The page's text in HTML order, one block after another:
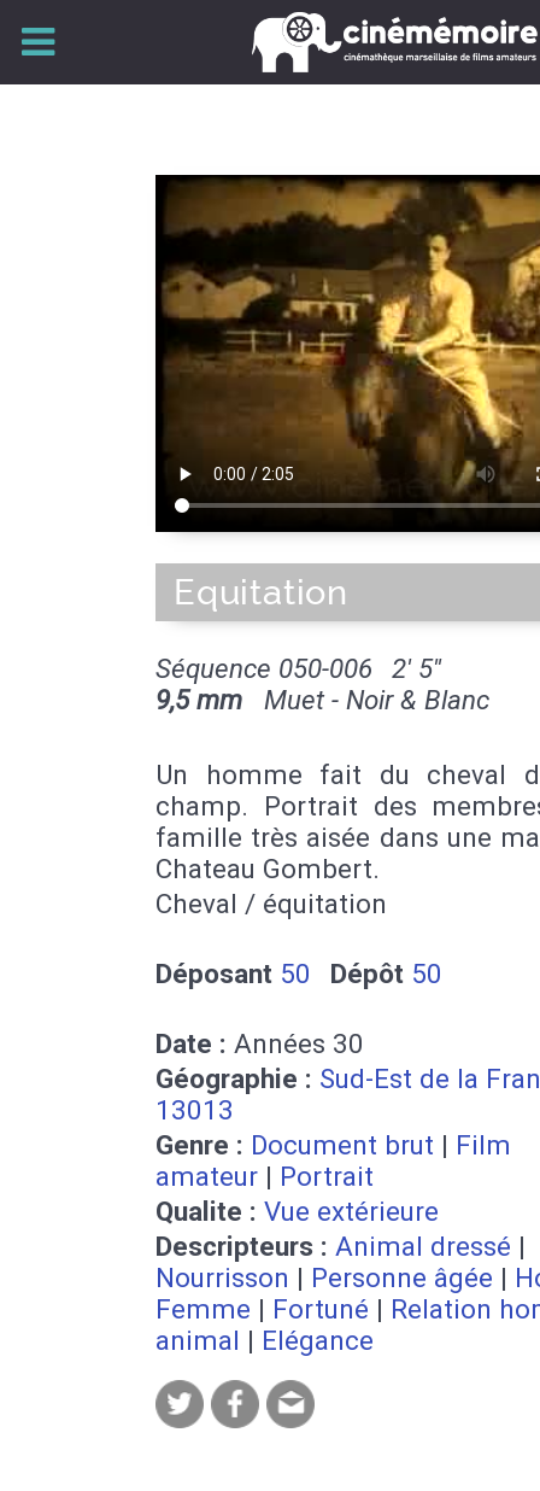
Equitation
Séquence 050-006
2' 5''
9,5 mm Muet - Noir & Blanc
Un homme fait du cheval
champ. Portrait des
famille très aisée dans une
Chateau Gombert.
Cheval / équitation
Déposant 50 Dépôt 50
Date : Années 30
Géographie : Sud-Est de la
13013
Genre : Document brut | Film
amateur | Portrait
Qualite : Vue extérieure
Descripteurs : Animal dressé |
Nourrisson | Personne âgée |
Femme | Fortuné | Relation
animal | Elégance